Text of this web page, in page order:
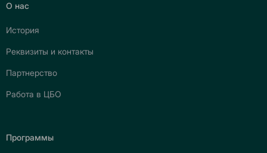
О нас
История
Реквизиты и контакты
Партнерство
Работа в ЦБО
Программы